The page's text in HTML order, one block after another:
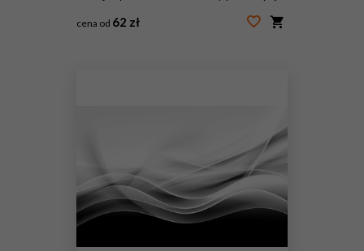
cena od 62 zł